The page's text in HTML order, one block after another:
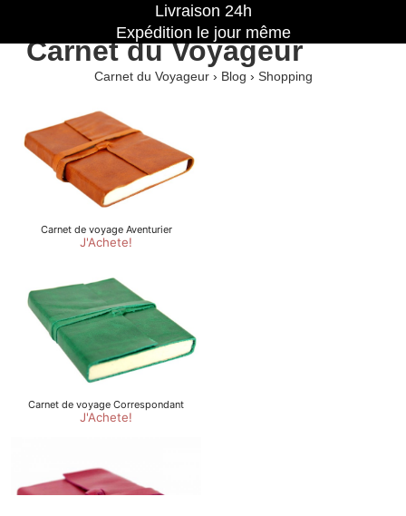
Carnet du Voyageur
Carnet du Voyageur› Blog › Shopping
Livraison 24h
Expédition le jour même